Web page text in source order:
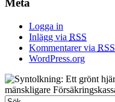
Meta
Logga in
Inlägg via RSS
Kommentarer via RSS
WordPress.org